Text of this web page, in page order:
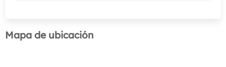
Mapa de ubicación